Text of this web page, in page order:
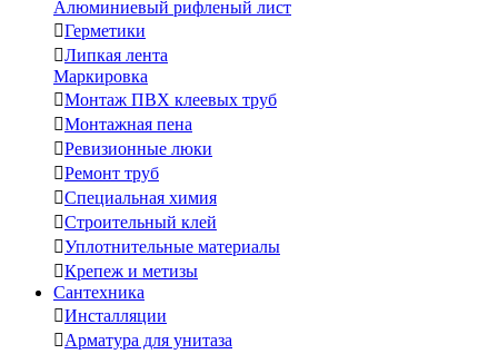
Алюминиевый рифленый лист
Герметики
Липкая лента
Маркировка
Монтаж ПВХ клеевых труб
Монтажная пена
Ревизионные люки
Ремонт труб
Специальная химия
Строительный клей
Уплотнительные материалы
Крепеж и метизы
Сантехника
Инсталляции
Арматура для унитаза